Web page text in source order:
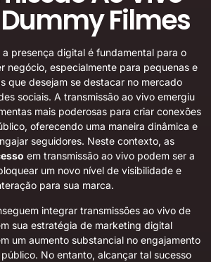
Filmes
a presença digital é fundamental para o
negócio, especialmente para pequenas e
que desejam se destacar no mercado
sociais. A transmissão ao vivo emergiu
mais poderosas para criar conexões
oferecendo uma maneira dinâmica e
seguidores. Neste contexto, as
em transmissão ao vivo podem ser a
um novo nível de visibilidade e
para sua marca.
integrar transmissões ao vivo de
sua estratégia de marketing digital
um aumento substancial no engajamento
No entanto, alcançar tal sucesso